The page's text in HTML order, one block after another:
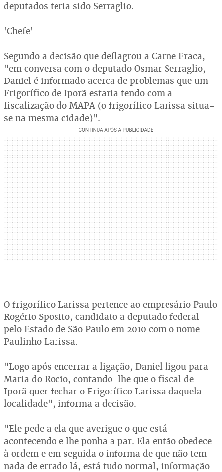
deputados teria sido Serraglio.
'Chefe'
Segundo a decisão que deflagrou a Carne Fraca,
"em conversa com o deputado Osmar Serraglio,
Daniel é informado acerca de problemas que um
Frigorífico de Iporã estaria tendo com a
fiscalização do MAPA (o frigorífico Larissa situa-
se na mesma cidade)".
O frigorífico Larissa pertence ao empresário Paulo
Rogério Sposito, candidato a deputado federal
pelo Estado de São Paulo em 2010 com o nome
Paulinho Larissa.
"Logo após encerrar a ligação, Daniel ligou para
Maria do Rocio, contando-lhe que o fiscal de
Iporã quer fechar o Frigorífico Larissa daquela
localidade", informa a decisão.
"Ele pede a ela que averigue o que está
acontecendo e lhe ponha a par. Ela então obedece
à ordem e em seguida o informa de que não tem
nada de errado lá, está tudo normal, informação